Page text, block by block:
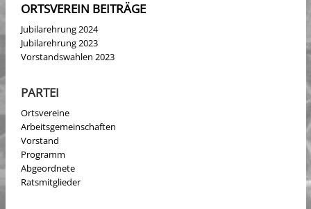
ORTSVEREIN BEITRÄGE
Jubilarehrung 2024
Jubilarehrung 2023
Vorstandswahlen 2023
PARTEI
Ortsvereine
Arbeitsgemeinschaften
Vorstand
Programm
Abgeordnete
Ratsmitglieder